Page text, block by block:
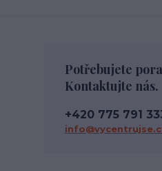
Potřebujete
Kontaktujte nás.
+420 775 791